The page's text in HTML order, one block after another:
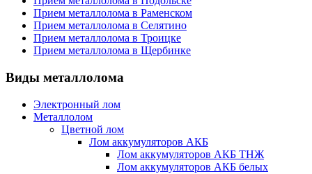
Прием металлолома в Раменском
Прием металлолома в Селятино
Прием металлолома в Троицке
Прием металлолома в Щербинке
Виды металлолома
Электронный лом
Металлолом
Цветной лом
Лом аккумуляторов АКБ
Лом аккумуляторов АКБ ТНЖ
Лом аккумуляторов АКБ белых